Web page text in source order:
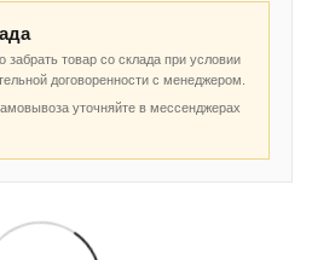
товар со склада при условии
договоренности с менеджером.
уточняйте в мессенджерах